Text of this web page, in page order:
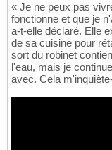
« Je ne peux pas
fonctionne et que je
a-t-elle déclaré. Elle
de sa cuisine pour
sort du robinet
l'eau, mais je
avec. Cela